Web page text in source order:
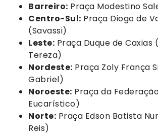
Barreiro: Praça Modestino
Centro-Sul: Praça Diogo de
(Savassi)
Leste: Praça Duque de Caxias
Tereza)
Nordeste: Praça Zoly França
Gabriel)
Noroeste: Praça da
Eucarístico)
Norte: Praça Edson Batista
Reis)